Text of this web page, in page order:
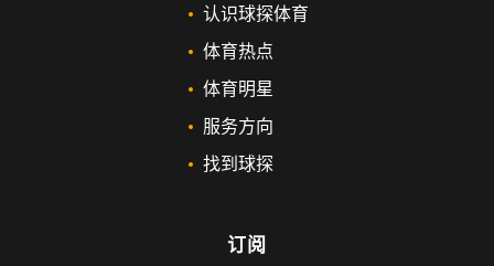
认识球探体育
体育热点
体育明星
服务方向
找到球探
订阅